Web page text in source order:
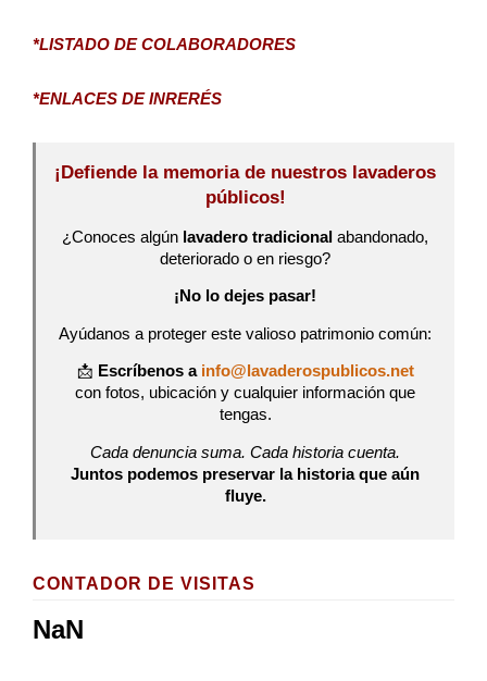
*LISTADO DE COLABORADORES
*ENLACES DE INRERÉS
¡Defiende la memoria de nuestros lavaderos
públicos!
¿Conoces algún lavadero tradicional abandonado,
deteriorado o en riesgo?
¡No lo dejes pasar!
Ayúdanos a proteger este valioso patrimonio común:
📩 Escríbenos a info@lavaderospublicos.net
con fotos, ubicación y cualquier información que
tengas.
Cada denuncia suma. Cada historia cuenta.
Juntos podemos preservar la historia que aún
fluye.
CONTADOR DE VISITAS
NaN